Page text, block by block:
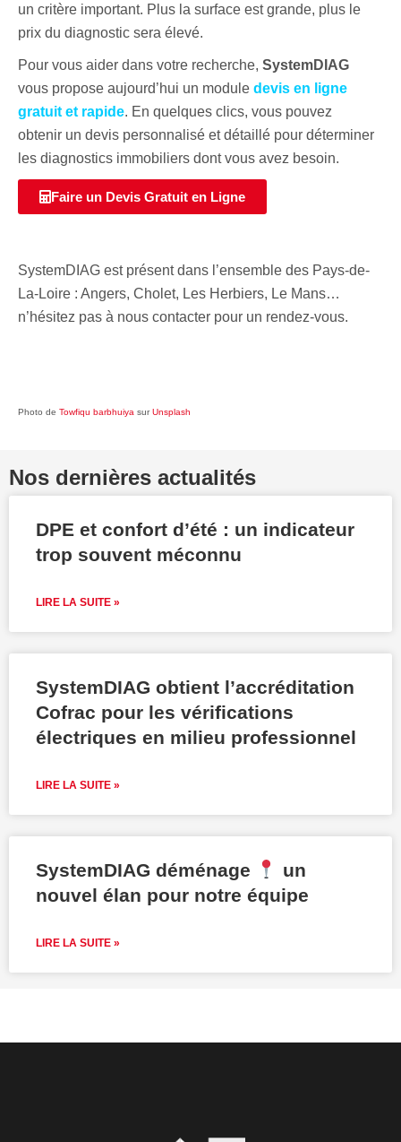
un critère important. Plus la surface est grande, plus le
prix du diagnostic sera élevé.
Pour vous aider dans votre recherche, SystemDIAG
vous propose aujourd’hui un module devis en ligne
gratuit et rapide. En quelques clics, vous pouvez
obtenir un devis personnalisé et détaillé pour déterminer
les diagnostics immobiliers dont vous avez besoin.
Faire un Devis Gratuit en Ligne
SystemDIAG est présent dans l’ensemble des Pays-de-
La-Loire : Angers, Cholet, Les Herbiers, Le Mans…
n’hésitez pas à nous contacter pour un rendez-vous.
Photo de Towfiqu barbhuiya surUnsplash
Nos dernières actualités
DPE et confort d’été : un indicateur
trop souvent méconnu
LIRE LA SUITE »
SystemDIAG obtient l’accréditation
Cofrac pour les vérifications
électriques en milieu professionnel
LIRE LA SUITE »
SystemDIAG déménage
un
nouvel élan pour notre équipe
LIRE LA SUITE »